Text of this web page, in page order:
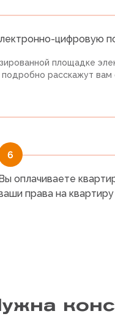
цифровую
площадке
расскажут вам
6
оплачиваете
права на квартиру